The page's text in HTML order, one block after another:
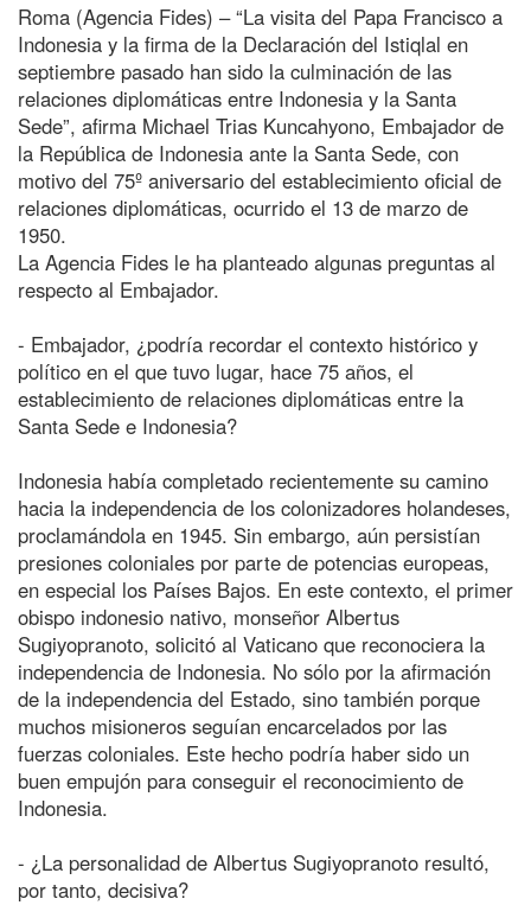
Roma (Agencia Fides) – “La visita del Papa Francisco a
Indonesia y la firma de la Declaración del Istiqlal en
septiembre pasado han sido la culminación de las
relaciones diplomáticas entre Indonesia y la Santa
Sede”, afirma Michael Trias Kuncahyono, Embajador de
la República de Indonesia ante la Santa Sede, con
motivo del 75º aniversario del establecimiento oficial de
relaciones diplomáticas, ocurrido el 13 de marzo de
1950.
La Agencia Fides le ha planteado algunas preguntas al
respecto al Embajador.
- Embajador, ¿podría recordar el contexto histórico y
político en el que tuvo lugar, hace 75 años, el
establecimiento de relaciones diplomáticas entre la
Santa Sede e Indonesia?
Indonesia había completado recientemente su camino
hacia la independencia de los colonizadores holandeses,
proclamándola en 1945. Sin embargo, aún persistían
presiones coloniales por parte de potencias europeas,
en especial los Países Bajos. En este contexto, el primer
obispo indonesio nativo, monseñor Albertus
Sugiyopranoto, solicitó al Vaticano que reconociera la
independencia de Indonesia. No sólo por la afirmación
de la independencia del Estado, sino también porque
muchos misioneros seguían encarcelados por las
fuerzas coloniales. Este hecho podría haber sido un
buen empujón para conseguir el reconocimiento de
Indonesia.
- ¿La personalidad de Albertus Sugiyopranoto resultó,
por tanto, decisiva?